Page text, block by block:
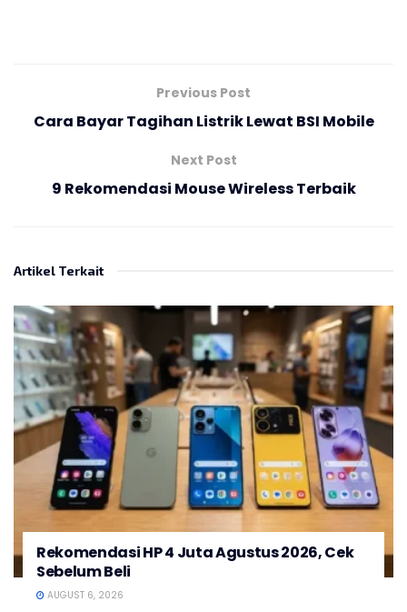
Previous Post
Cara Bayar Tagihan Listrik Lewat BSI Mobile
Next Post
9 Rekomendasi Mouse Wireless Terbaik
Artikel Terkait
Rekomendasi HP 4 Juta Agustus 2026, Cek
Sebelum Beli
AUGUST 6, 2026